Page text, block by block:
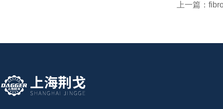
上一篇：